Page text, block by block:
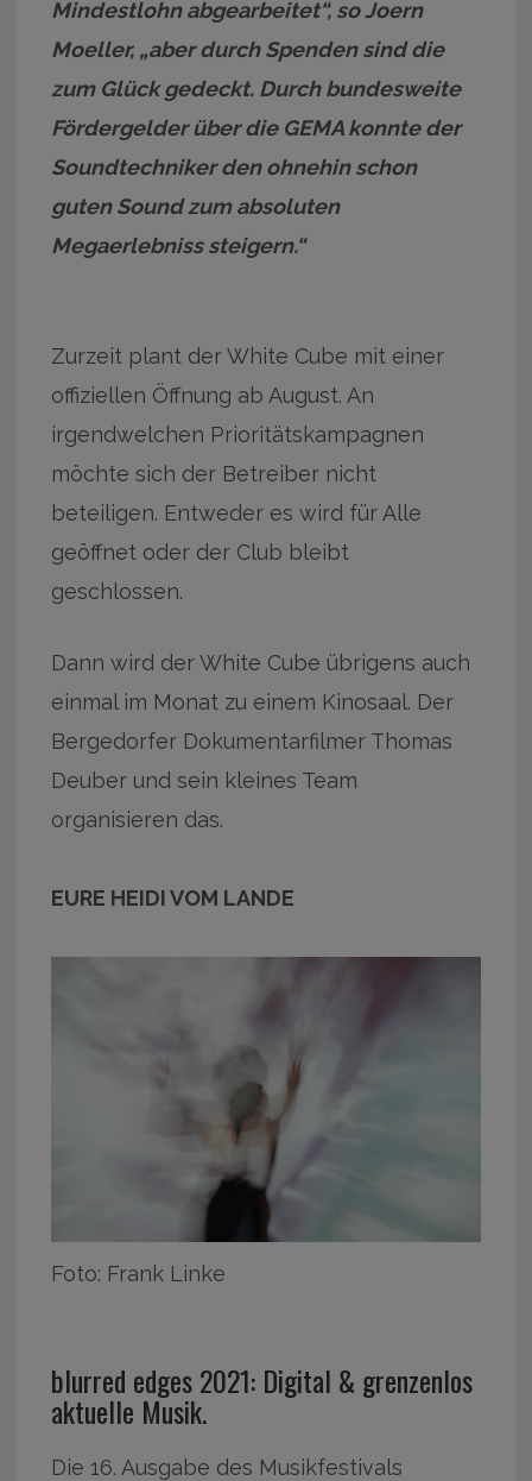
Mindestlohn abgearbeitet“, so Joern
Moeller, „aber durch Spenden sind die
zum Glück gedeckt. Durch bundesweite
Fördergelder über die GEMA konnte der
Soundtechniker den ohnehin schon
guten Sound zum absoluten
Megaerlebniss steigern.“
Zurzeit plant der White Cube mit einer
offiziellen Öffnung ab August. An
irgendwelchen Prioritätskampagnen
möchte sich der Betreiber nicht
beteiligen. Entweder es wird für Alle
geöffnet oder der Club bleibt
geschlossen.
Dann wird der White Cube übrigens auch
einmal im Monat zu einem Kinosaal. Der
Bergedorfer Dokumentarfilmer Thomas
Deuber und sein kleines Team
organisieren das.
EURE HEIDI VOM LANDE
Foto: Frank Linke
blurred edges 2021: Digital & grenzenlos
aktuelle Musik.
Die 16. Ausgabe des Musikfestivals